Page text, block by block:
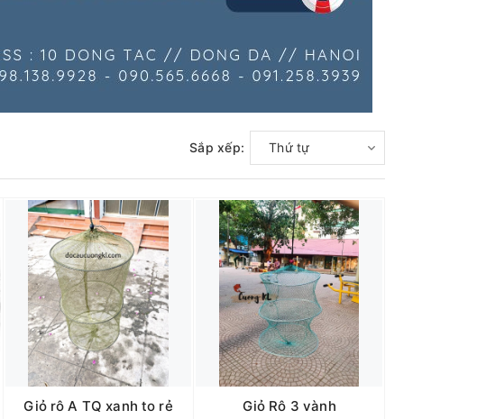
Sắp xếp: Thứ tự
Giỏ rô A TQ xanh to rẻ Giỏ Rô 3 vành